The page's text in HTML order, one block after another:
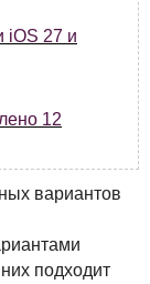
iOS 27 и
12
вариантов
подходит